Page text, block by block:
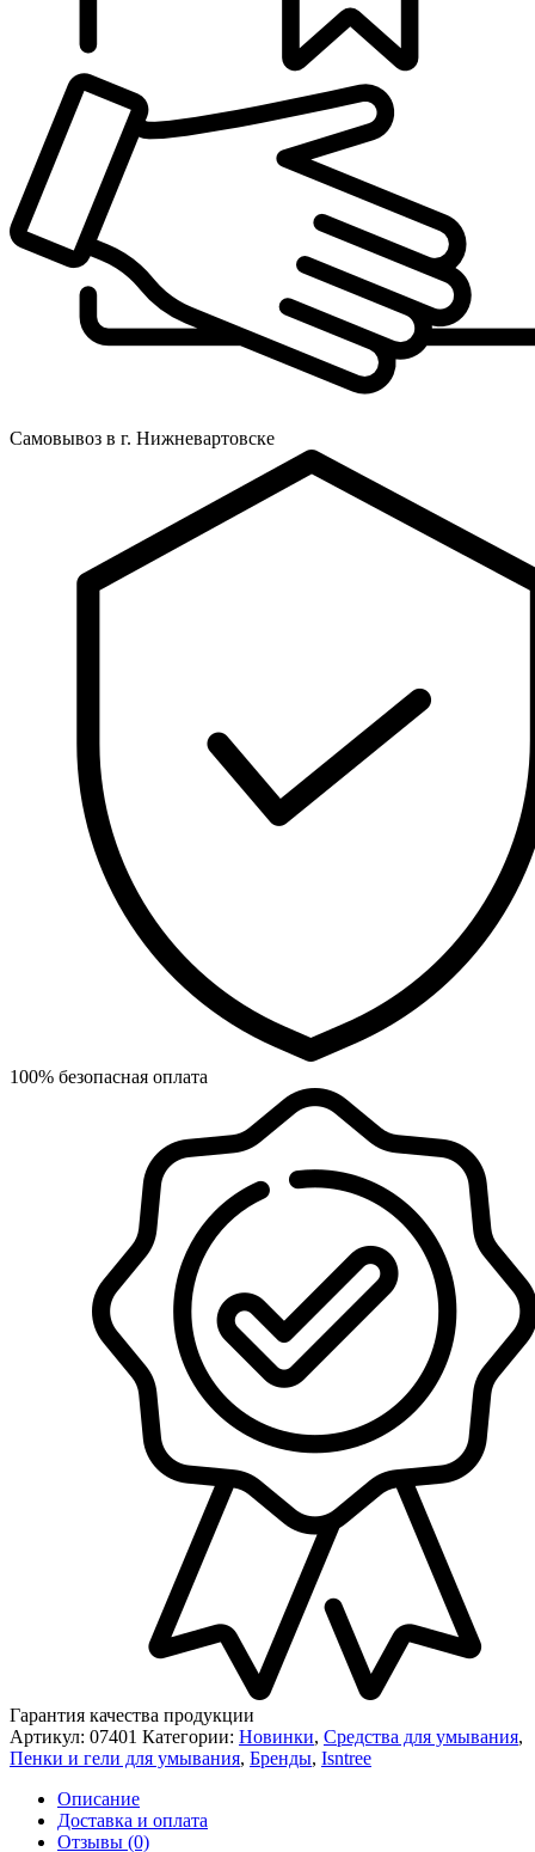
Самовывоз в г. Нижневартовске
100% безопасная оплата
Гарантия качества продукции
Артикул: 07401 Категории: Новинки, Средства для умывания,
Пенки и гели для умывания, Бренды, Isntree
Описание
Доставка и оплата
Отзывы (0)